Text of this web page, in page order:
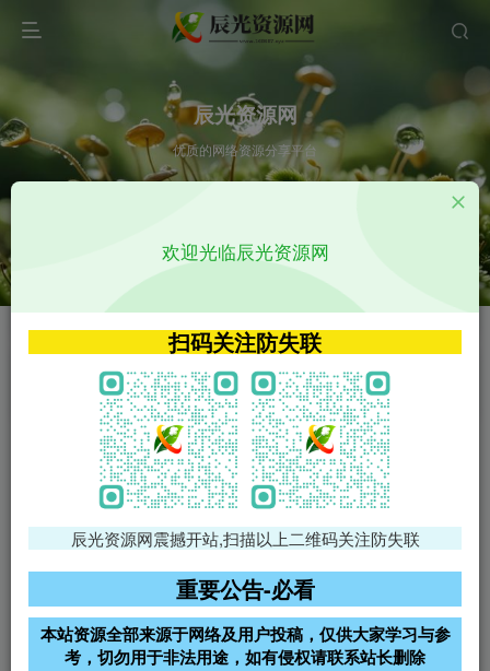
辰光资源网
优质的网络资源分享平台
VIP特权介绍 APP源码
VIP特权介绍
火
VIP特权介绍
影视源码
影视源码
免费领支付宝红包
腾讯轻量4核4G3M服务器38元/
阿里云2核2G200M服务器68元/
年
雨云高防免备案服务器
欢迎光临辰光资源网
扫码关注防失联
辰光资源网震撼开站,扫描以上二维码关注防失联
重要公告-必看
本站资源全部来源于网络及用户投稿，仅供大家学习与参
考，切勿用于非法用途，如有侵权请联系站长删除